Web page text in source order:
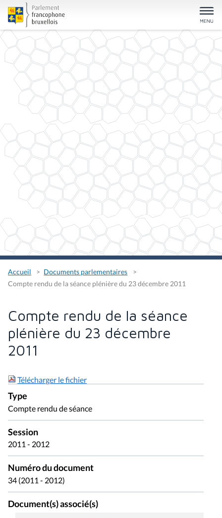
Accueil
Documents parlementaires
Compte rendu de la séance plénière du 23 décembre 2011
Compte rendu de la séance
plénière du 23 décembre
2011
Télécharger le fichier
Type
Compte rendu de séance
Session
2011 - 2012
Numéro du document
34 (2011 - 2012)
Document(s) associé(s)